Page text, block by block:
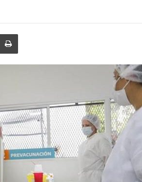
Email
Print